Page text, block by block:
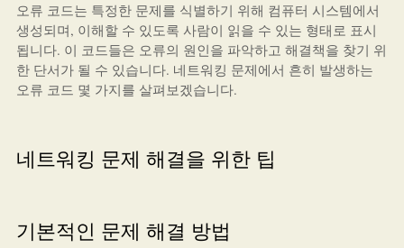
오류 코드는 특정한 문제를 식별하기 위해 컴퓨터 시스템에서
생성되며, 이해할 수 있도록 사람이 읽을 수 있는 형태로 표시
됩니다. 이 코드들은 오류의 원인을 파악하고 해결책을 찾기 위
한 단서가 될 수 있습니다. 네트워킹 문제에서 흔히 발생하는
오류 코드 몇 가지를 살펴보겠습니다.
네트워킹 문제 해결을 위한 팁
기본적인 문제 해결 방법